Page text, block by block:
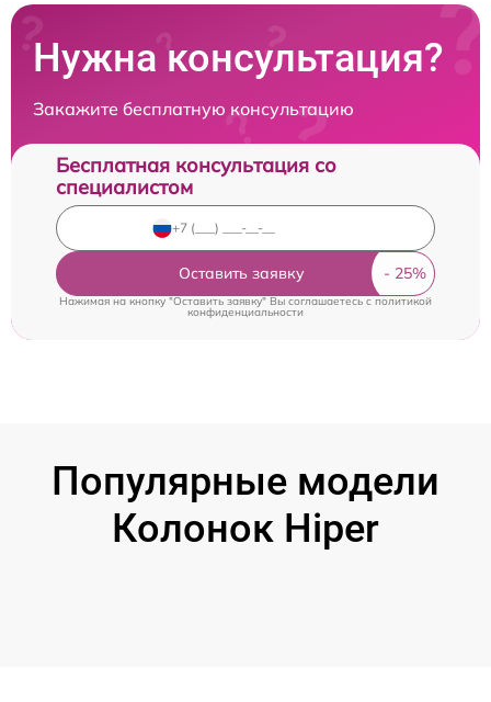
Нужна консультация?
Закажите бесплатную консультацию
Бесплатная консультация со
специалистом
Оставить заявку
Нажимая на кнопку "Оставить заявку" Вы соглашаетесь cполитикой
конфиденциальности
Популярные модели
Колонок Hiper